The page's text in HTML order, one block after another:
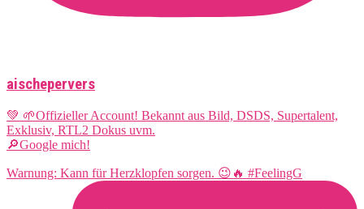
aischepervers
💚 🌱Offizieller Account! Bekannt aus Bild, DSDS, Supertalent,
Exklusiv, RTL2 Dokus uvm.
🔎Google mich!
Warnung: Kann für Herzklopfen sorgen. 😉🔥 #FeelingG